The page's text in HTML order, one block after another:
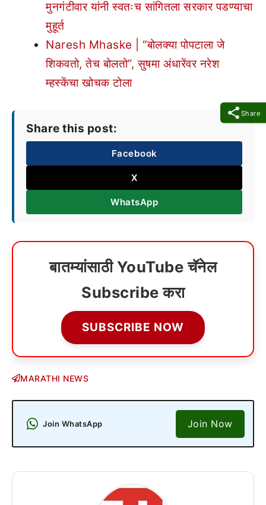
Share
मुनगंटीवार यांनी स्वतःच सांगितला सरकार पडण्याचा
मुहूर्त
Naresh Mhaske | “बोलक्या पोपटाला जे
शिकवतो, तेच बोलतो”, सुषमा अंधारेंवर नरेश
म्हस्केंचा खोचक टोला
Share this post:
Facebook
X
WhatsApp
बातम्यांसाठी YouTube चॅनेल
Subscribe करा
SUBSCRIBE NOW
MARATHI NEWS
Join WhatsApp Join Now